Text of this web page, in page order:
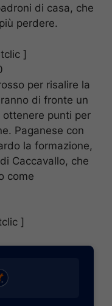
di casa, che
perdere.
]
per risalire la
di fronte un
ottenere punti per
Paganese con
la formazione,
Caccavallo, che
come
]